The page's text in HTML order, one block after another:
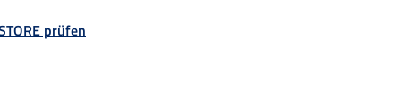
prüfen